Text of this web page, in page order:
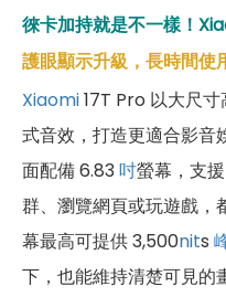
徠卡加持就是不一樣！
護眼顯示升級，長時間使
Xiaomi17T Pro 以大尺
式音效，打造更適合影音
面配備 6.83吋螢幕，支
群、瀏覽網頁或玩遊戲，
幕最高可提供 3,500nits
下，也能維持清楚可見的